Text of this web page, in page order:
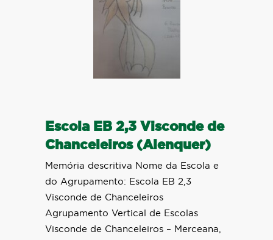
Escola EB 2,3 Visconde de
Chanceleiros (Alenquer)
Memória descritiva Nome da Escola e
do Agrupamento: Escola EB 2,3
Visconde de Chanceleiros
Agrupamento Vertical de Escolas
Visconde de Chanceleiros – Merceana,